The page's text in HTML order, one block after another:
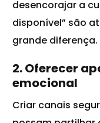
desencorajar a
disponível” são
grande diferença.
2. Oferecer
emocional
Criar canais